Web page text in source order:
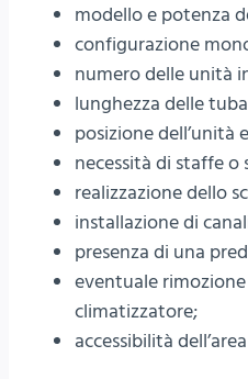
modello e potenza
configurazione
numero delle unità
lunghezza delle
posizione dell’unità
necessità di staffe
realizzazione dello
installazione di
presenza di una
eventuale
climatizzatore;
accessibilità